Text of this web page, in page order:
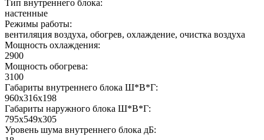
Тип внутреннего блока:
настенные
Режимы работы:
вентиляция воздуха, обогрев, охлаждение, очистка воздуха
Мощность охлаждения:
2900
Мощность обогрева:
3100
Габариты внутреннего блока Ш*В*Г:
960x316x198
Габариты наружного блока Ш*В*Г:
795x549x305
Уровень шума внутреннего блока дБ: